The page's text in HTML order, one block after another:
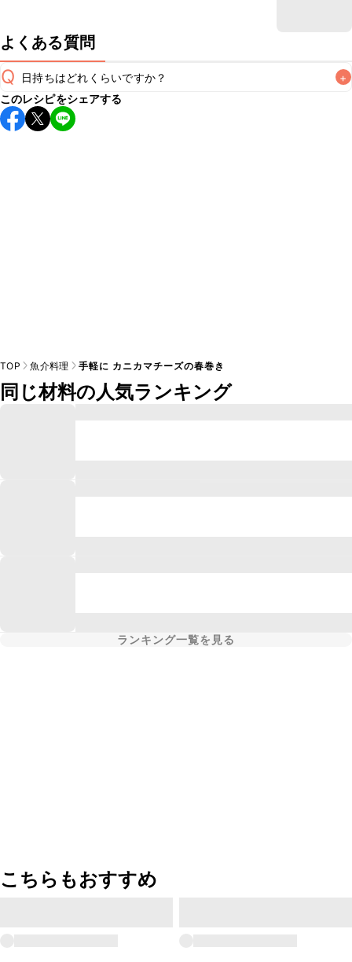
よくある質問
Q 日持ちはどれくらいですか？ +
保存期間は冷蔵で翌日中が目安です。なるべくお早めにお召
し上がりください。
このレシピをシェアする
TOP 魚介料理 手軽に カニカマチーズの春巻き
同じ材料の人気ランキング
ランキング一覧を見る
こちらもおすすめ